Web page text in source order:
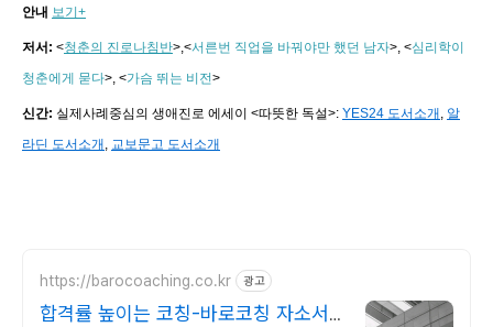
안내 보기+
저서: <청춘의 진로나침반>,<서른번 직업을 바꿔야만 했던 남자>, <심리학이
청춘에게 묻다>, <가슴 뛰는 비전>
신간: 실제사례중심의 생애진로 에세이 <따뜻한 독설>: YES24 도서소개 , 알
라딘 도서소개 , 교보문고 도서소개
https://barocoaching.co.kr 광고
합격률 높이는 코칭-바로코칭 자소서